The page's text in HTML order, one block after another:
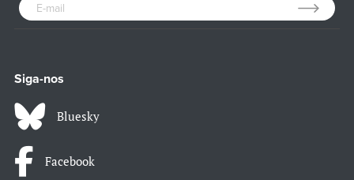
Siga-nos
Bluesky
Facebook